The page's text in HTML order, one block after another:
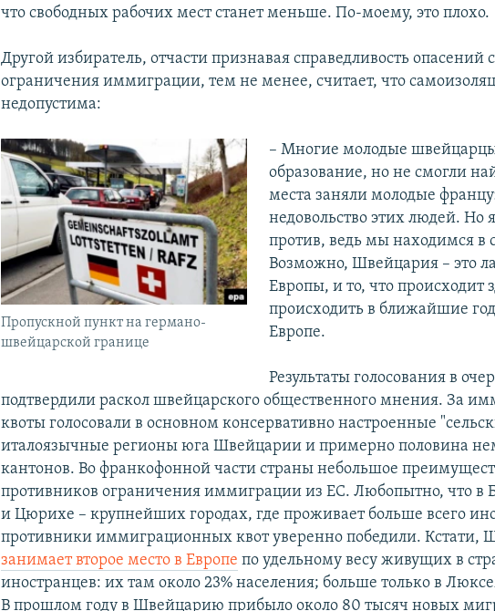
что свободных рабочих мест станет меньше. По-моему, это плохо.
Другой избиратель, отчасти признавая справедливость опасений
ограничения иммиграции, тем не менее, считает, что
недопустима:
Пропускной пункт на германо-
швейцарской границе
– Многие молодые
образование, но не смогли
места заняли молодые
недовольство этих людей. Но
против, ведь мы находимся в
Возможно, Швейцария – это
Европы, и то, что происходит
происходить в ближайшие
Европе.
Результаты голосования в
подтвердили раскол швейцарского общественного мнения. За
квоты голосовали в основном консервативно настроенные
италоязычные регионы юга Швейцарии и примерно половина
кантонов. Во франкофонной части страны небольшое
противников ограничения иммиграции из ЕС. Любопытно, что в
и Цюрихе – крупнейших городах, где проживает больше всего
противники иммиграционных квот уверенно победили. Кстати,
занимает второе место в Европе по удельному весу живущих в
иностранцев: их там около 23% населения; больше только в
В прошлом году в Швейцарию прибыло около 80 тысяч новых